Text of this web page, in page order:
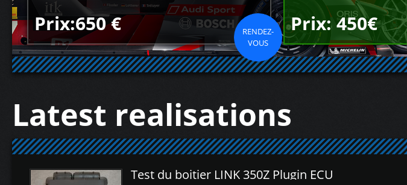
Prix:650 €
RENDEZ-
VOUS
Prix: 450€
Latest realisations
Test du boitier LINK 350Z Plugin ECU